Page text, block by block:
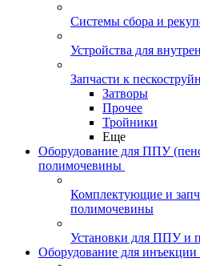
Системы сбора и
Устройства для
Запчасти к
Затворы
Прочее
Тройники
Еще
Оборудование для ППУ
полимочевины
Комплектующие и
полимочевины
Установки для ППУ и
Оборудование для инъекции